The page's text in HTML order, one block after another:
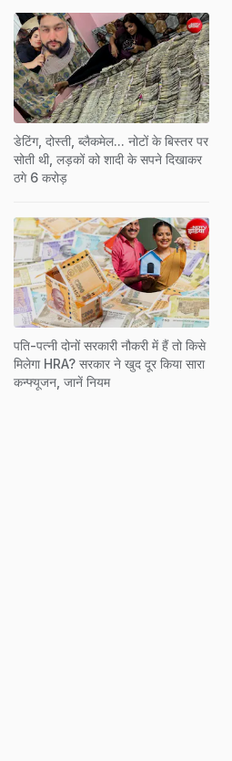
डेटिंग, दोस्ती, ब्लैकमेल... नोटों के बिस्तर पर
सोती थी, लड़कों को शादी के सपने दिखाकर
ठगे 6 करोड़
पति-पत्नी दोनों सरकारी नौकरी में हैं तो किसे
मिलेगा HRA? सरकार ने खुद दूर किया सारा
कन्फ्यूजन, जानें नियम